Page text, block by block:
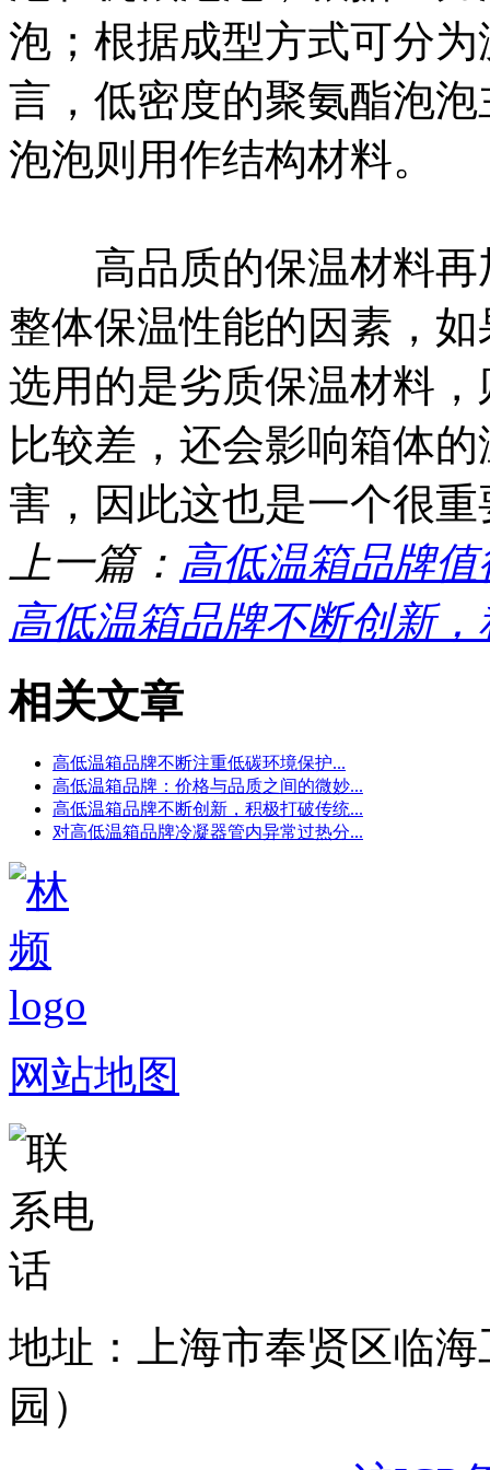
泡；根据成型方式可分
言，低密度的聚氨酯泡
泡泡则用作结构材料。
高品质的保温材料再
整体保温性能的因素，
选用的是劣质保温材料
比较差，还会影响箱体
害，因此这也是一个很
上一篇： 高低温箱品牌
高低温箱品牌不断创新
相关文章
高低温箱品牌不断注重低碳环境保护...
高低温箱品牌：价格与品质之间的微妙...
高低温箱品牌不断创新，积极打破传统...
对高低温箱品牌冷凝器管内异常过热分...
网站地图
地址：上海市奉贤区临
园）